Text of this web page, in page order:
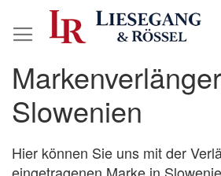
zum
Slowenien
Hier können Sie uns mit der
Zum
Ende
der
Bildergalerie
springen
Zum
Anfang
der
Bildergalerie
springen